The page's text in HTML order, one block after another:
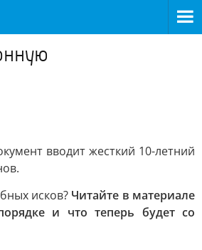
вводит жесткий 10-летний
исков? Читайте в материале
и что теперь будет со